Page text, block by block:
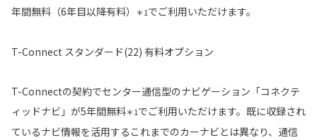
年間無料（6年目以降有料）
＊1でご利用いただけます。
T-Connect スタンダード(22) 有料オプション
T-Connectの契約でセンター通信型のナビゲーション「コネクテ
ィッドナビ」が5年間無料＊1でご利用いただけます。既に収録され
ているナビ情報を活用するこれまでのカーナビとは異なり、通信